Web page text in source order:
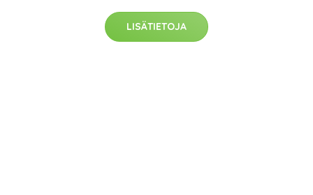
LISÄTIETOJA